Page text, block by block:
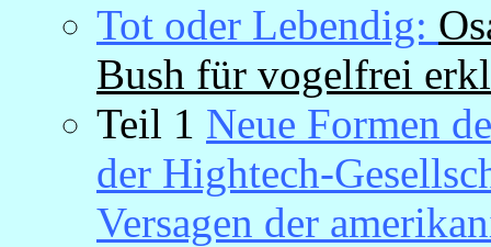
Tot oder Lebendig:
Bush für vogelfrei
Teil 1 Neue Formen
der Hightech-
Versagen der